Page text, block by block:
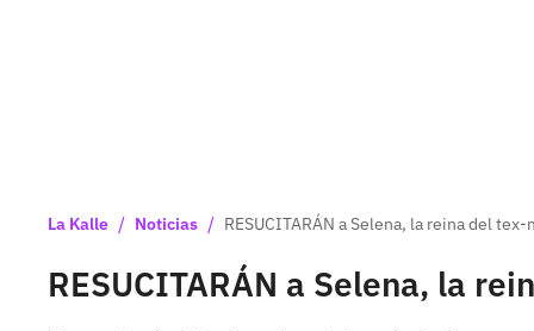
La Kalle / Noticias / RESUCITARÁN a Selena, la reina del tex-
RESUCITARÁN a Selena, la